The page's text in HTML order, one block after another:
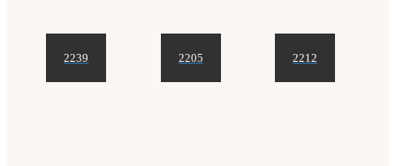
2239 2205 2212